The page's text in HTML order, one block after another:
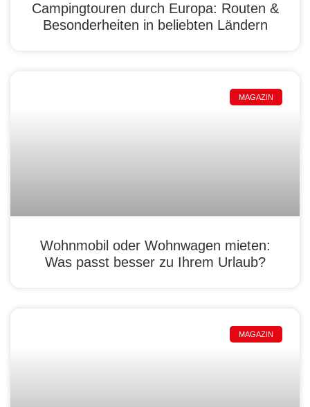
Campingtouren durch Europa: Routen &
Besonderheiten in beliebten Ländern
MAGAZIN
Wohnmobil oder Wohnwagen mieten:
Was passt besser zu Ihrem Urlaub?
MAGAZIN